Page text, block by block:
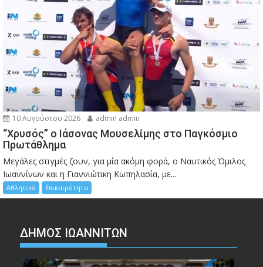
10 Αυγούστου 2026 admin admin
“Χρυσός” ο Ιάσονας Μουσελίμης στο Παγκόσμιο
Πρωτάθλημα
Μεγάλες στιγμές ζουν, για μία ακόμη φορά, ο Ναυτικός Όμιλος
Ιωαννίνων και η Γιαννιώτικη Κωπηλασία, με...
Αθλητικά Επικαιρότητα
ΔΗΜΟΣ ΙΩΑΝΝΙΤΩΝ